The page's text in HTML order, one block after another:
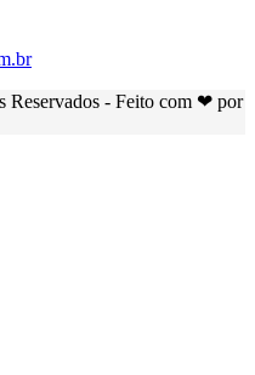
Reservados - Feito com ❤ por